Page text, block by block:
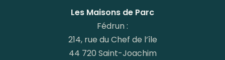
Facebook
Instagram
Linkedin
Youtube
Les Maisons de Parc
Fédrun :
214, rue du Chef de l’île
44 720 Saint-Joachim